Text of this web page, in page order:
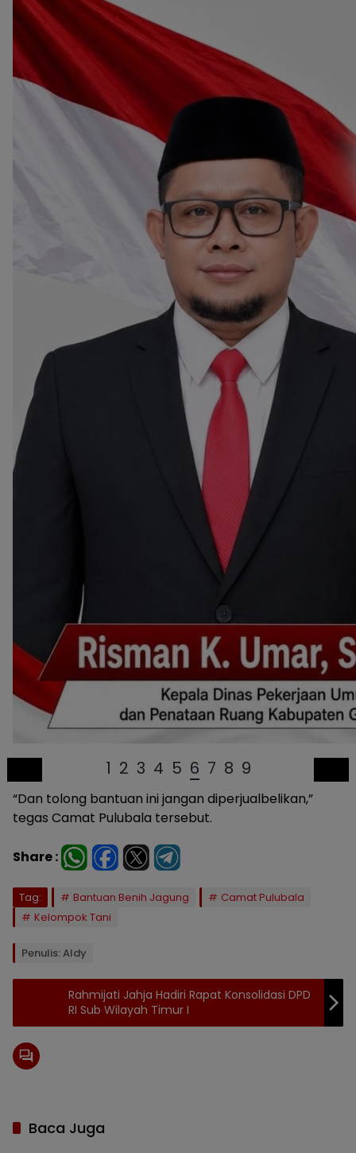
1 2 3 4 5 6 7 8 9
“Dan tolong bantuan ini jangan diperjualbelikan,”
tegas Camat Pulubala tersebut.
Share :
Tag: Bantuan Benih Jagung
Camat Pulubala
Kelompok Tani
Penulis: Aldy
Rahmijati Jahja Hadiri Rapat Konsolidasi DPD
RI Sub Wilayah Timur I
Baca Juga